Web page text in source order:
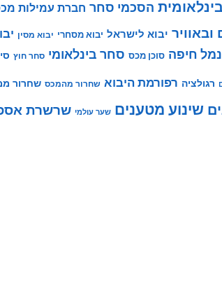
הסכמי סחר חברת עמילות
ובאוויר יבוא לישראל יבוא מסחרי יבוא מסין
נמל חיפה סוכן מכס סחר בינלאומי סחר חוץ
רגולציה רפורמת היבוא שחרור מהמכס שחרור
שינוע מטענים שער עולמי שרשרת